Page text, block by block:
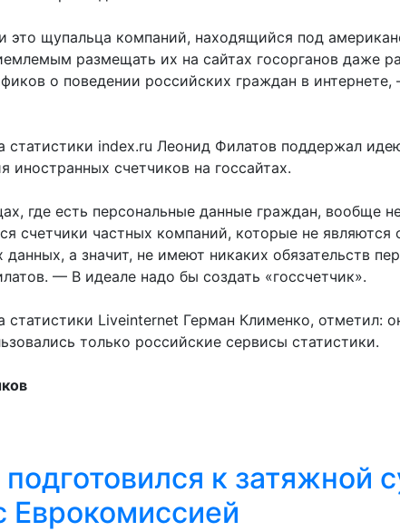
это щупальца компаний, находящийся под
размещать их на сайтах госорганов даже
о поведении российских граждан в
статистики index.ru Леонид Филатов поддержал
иностранных счетчиков на госсайтах.
где есть персональные данные граждан, вообще
счетчики частных компаний, которые не являются
данных, а значит, не имеют никаких обязательств
— В идеале надо бы создать «госсчетчик».
статистики Liveinternet Герман Клименко, отметил:
только российские сервисы статистики.
к затяжной
Еврокомиссией